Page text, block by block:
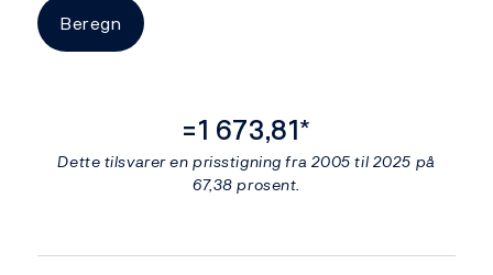
Beregn
=1 673,81*
Dette tilsvarer en prisstigning fra 2005 til 2025 på
67,38 prosent.